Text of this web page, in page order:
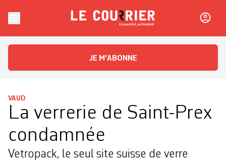
Le CourrierL'essentiel, autrement
JE M'ABONNE
VAUD
La verrerie de Saint-Prex
condamnée
Vetropack, le seul site suisse de verre